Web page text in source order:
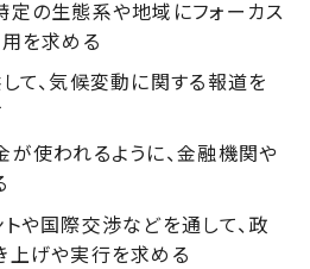
の生態系や地域にフォーカス
を求める
て、気候変動に関する報道を
使われるように、金融機関や
や国際交渉などを通して、政
上げや実行を求める